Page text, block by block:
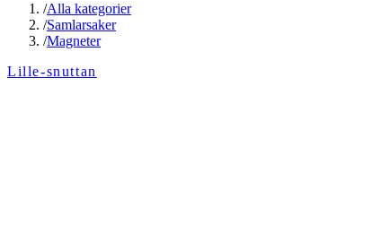
/Alla kategorier
/Samlarsaker
/Magneter
Lille-snuttan